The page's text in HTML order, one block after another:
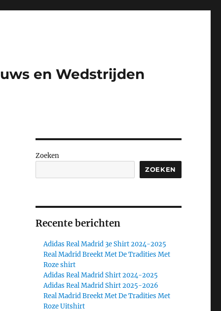
en Wedstrijden​
Zoeken
ZOEKEN
Recente berichten
Adidas Real Madrid 3e Shirt 2024-2025
Real Madrid Breekt Met De Tradities Met
Roze shirt
Adidas Real Madrid Shirt 2024-2025
Adidas Real Madrid Shirt 2025-2026
Real Madrid Breekt Met De Tradities Met
Roze Uitshirt